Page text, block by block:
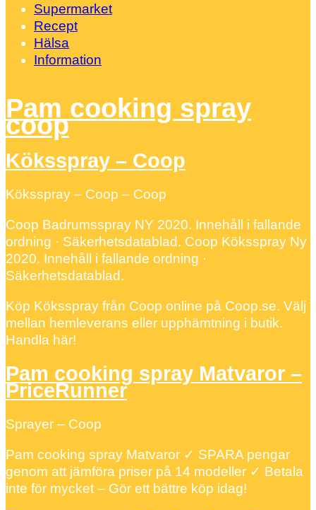
Supermarket
Recept
Hälsa
Information
Pam cooking spray
coop
Köksspray – Coop
Köksspray – Coop – Coop
Coop Badrumsspray NY 2020. Innehåll i fallande
ordning · Säkerhetsdatablad. Coop Köksspray Ny
2020. Innehåll i fallande ordning ·
Säkerhetsdatablad.
Köp Köksspray från Coop online på Coop.se. Välj
mellan hemleverans eller upphämtning i butik.
Handla här!
Pam cooking spray Matvaror –
PriceRunner
Sprayer – Coop
Pam cooking spray Matvaror ✓ SPARA pengar
genom att jämföra priser på 14 modeller ✓ Betala
inte för mycket – Gör ett bättre köp idag!